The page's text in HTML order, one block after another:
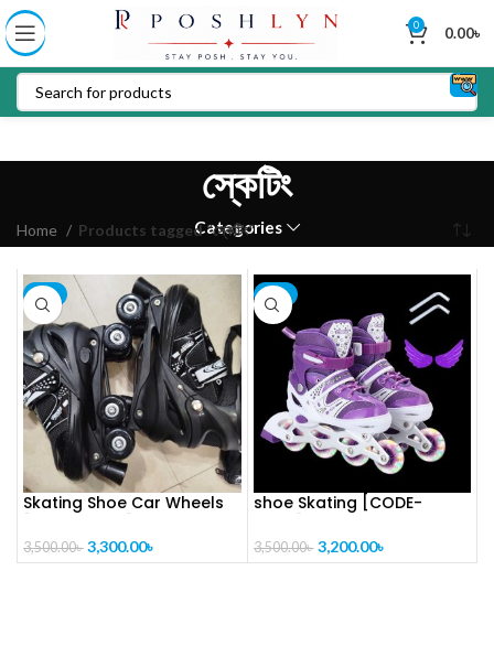
0 0.00৳
স্কেটিং
Categories
Home Products tagged “স্কেটিং”
-6%
Skating Shoe Car Wheels
3,500.00৳ 3,300.00৳
-9%
shoe Skating [CODE-
3,500.00৳ 3,200.00৳